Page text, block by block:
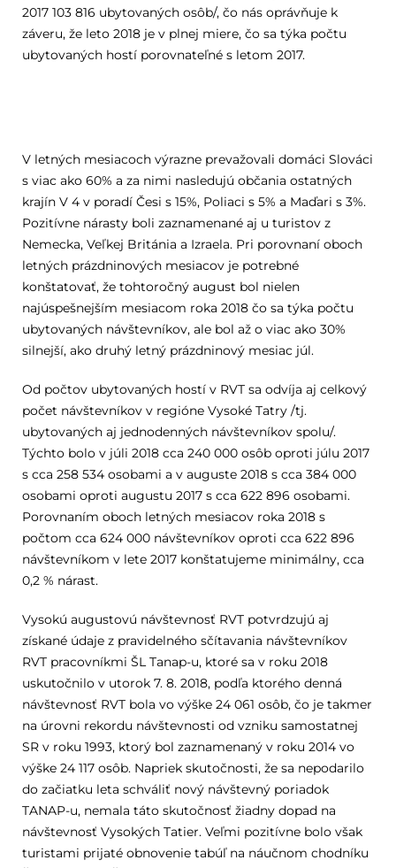
2017 103 816 ubytovaných osôb/, čo nás oprávňuje k
záveru, že leto 2018 je v plnej miere, čo sa týka počtu
ubytovaných hostí porovnateľné s letom 2017.
V letných mesiacoch výrazne prevažovali domáci Slováci
s viac ako 60% a za nimi nasledujú občania ostatných
krajín V 4 v poradí Česi s 15%, Poliaci s 5% a Maďari s 3%.
Pozitívne nárasty boli zaznamenané aj u turistov z
Nemecka, Veľkej Británia a Izraela. Pri porovnaní oboch
letných prázdninových mesiacov je potrebné
konštatovať, že tohtoročný august bol nielen
najúspešnejším mesiacom roka 2018 čo sa týka počtu
ubytovaných návštevníkov, ale bol až o viac ako 30%
silnejší, ako druhý letný prázdninový mesiac júl.
Od počtov ubytovaných hostí v RVT sa odvíja aj celkový
počet návštevníkov v regióne Vysoké Tatry /tj.
ubytovaných aj jednodenných návštevníkov spolu/.
Týchto bolo v júli 2018 cca 240 000 osôb oproti júlu 2017
s cca 258 534 osobami a v auguste 2018 s cca 384 000
osobami oproti augustu 2017 s cca 622 896 osobami.
Porovnaním oboch letných mesiacov roka 2018 s
počtom cca 624 000 návštevníkov oproti cca 622 896
návštevníkom v lete 2017 konštatujeme minimálny, cca
0,2 % nárast.
Vysokú augustovú návštevnosť RVT potvrdzujú aj
získané údaje z pravidelného sčítavania návštevníkov
RVT pracovníkmi ŠL Tanap-u, ktoré sa v roku 2018
uskutočnilo v utorok 7. 8. 2018, podľa ktorého denná
návštevnosť RVT bola vo výške 24 061 osôb, čo je takmer
na úrovni rekordu návštevnosti od vzniku samostatnej
SR v roku 1993, ktorý bol zaznamenaný v roku 2014 vo
výške 24 117 osôb. Napriek skutočnosti, že sa nepodarilo
do začiatku leta schváliť nový návštevný poriadok
TANAP-u, nemala táto skutočnosť žiadny dopad na
návštevnosť Vysokých Tatier. Veľmi pozitívne bolo však
turistami prijaté obnovenie tabúľ na náučnom chodníku